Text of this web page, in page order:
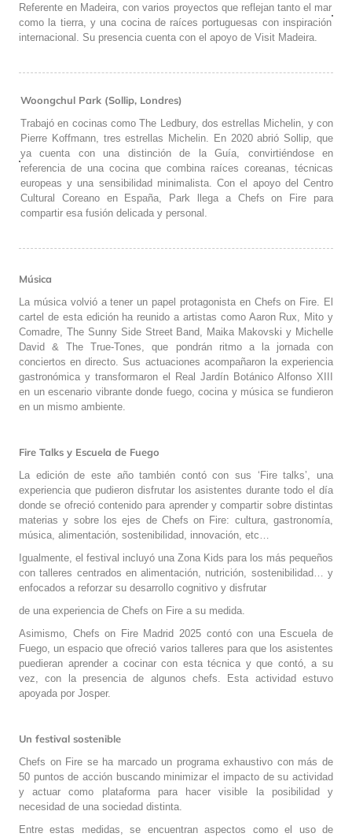
Referente en Madeira, con varios proyectos que reflejan tanto el mar
como la tierra, y una cocina de raíces portuguesas con inspiración
internacional. Su presencia cuenta con el apoyo de Visit Madeira.
Woongchul Park (Sollip, Londres)
Trabajó en cocinas como The Ledbury, dos estrellas Michelin, y con
Pierre Koffmann, tres estrellas Michelin. En 2020 abrió Sollip, que
ya cuenta con una distinción de la Guía, convirtiéndose en
referencia de una cocina que combina raíces coreanas, técnicas
europeas y una sensibilidad minimalista. Con el apoyo del Centro
Cultural Coreano en España, Park llega a Chefs on Fire para
compartir esa fusión delicada y personal.
Música
La música volvió a tener un papel protagonista en Chefs on Fire. El
cartel de esta edición ha reunido a artistas como Aaron Rux, Mito y
Comadre, The Sunny Side Street Band, Maika Makovski y Michelle
David & The True-Tones, que pondrán ritmo a la jornada con
conciertos en directo. Sus actuaciones acompañaron la experiencia
gastronómica y transformaron el Real Jardín Botánico Alfonso XIII
en un escenario vibrante donde fuego, cocina y música se fundieron
en un mismo ambiente.
Fire Talks y Escuela de Fuego
La edición de este año también contó con sus ‘Fire talks’, una
experiencia que pudieron disfrutar los asistentes durante todo el día
donde se ofreció contenido para aprender y compartir sobre distintas
materias y sobre los ejes de Chefs on Fire: cultura, gastronomía,
música, alimentación, sostenibilidad, innovación, etc…
Igualmente, el festival incluyó una Zona Kids para los más pequeños
con talleres centrados en alimentación, nutrición, sostenibilidad… y
enfocados a reforzar su desarrollo cognitivo y disfrutar
de una experiencia de Chefs on Fire a su medida.
Asimismo, Chefs on Fire Madrid 2025 contó con una Escuela de
Fuego, un espacio que ofreció varios talleres para que los asistentes
puedieran aprender a cocinar con esta técnica y que contó, a su
vez, con la presencia de algunos chefs. Esta actividad estuvo
apoyada por Josper.
Un festival sostenible
Chefs on Fire se ha marcado un programa exhaustivo con más de
50 puntos de acción buscando minimizar el impacto de su actividad
y actuar como plataforma para hacer visible la posibilidad y
necesidad de una sociedad distinta.
Entre estas medidas, se encuentran aspectos como el uso de